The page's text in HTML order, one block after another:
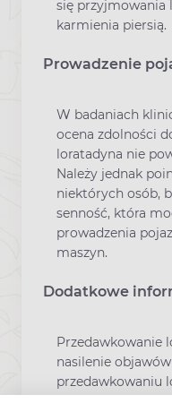
się przyjmowania
karmienia piersią.
Prowadzenie
W badaniach
ocena zdolności
loratadyna nie
Należy jednak
niektórych osób,
senność, która
prowadzenia
maszyn.
Dodatkowe
Przedawkowanie
nasilenie
przedawkowaniu